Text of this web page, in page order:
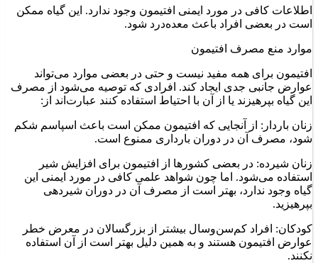
اطلاعات کافی در مورد ایمنی افتیمون وجود ندارد. این گیاه ممکن
است در بعضی افراد باعث معده‌درد شود.
موارد منع مصرف افتیمون
افتیمون برای همه مفید نیست و حتی در بعضی موارد می‌تواند
عوارض جانبی جدی ایجاد کند. افرادی که توصیه می‌شود از مصرف
این گیاه بپرهیزند یا از آن با احتیاط استفاده کنند عبارت‌اند از:
زنان باردار: از آنجایی که افتیمون ممکن است باعث اسپاسم شکم
شود، مصرف آن در دوران بارداری ممنوع است.
زنان شیرده: در بعضی کشورها از افتیمون برای افزایش شیر
استفاده می‌شود. اما چون شواهد علمی کافی در مورد ایمنی این
گیاه وجود ندارد، بهتر است از مصرف آن در دوران شیردهی
بپرهیزید.
کودکان: افراد کم‌سن‌وسال بیشتر از بزرگسالان در معرض خطر
عوارض افتیمون هستند و به همین دلیل بهتر است از آن استفاده
نکنند.